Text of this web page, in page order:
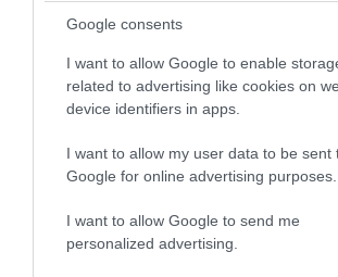
Google consents
I want to allow Google to enable
related to advertising like cookies on
device identifiers in apps.
I want to allow my user data to be sent
Google for online advertising purposes.
I want to allow Google to send me
personalized advertising.
06.08.2026 | 09:03
«Οι εντελώς αθώοι»: Η ανάρτηση
τα ζώα που χάθηκαν στις
Αττικής (φωτο)